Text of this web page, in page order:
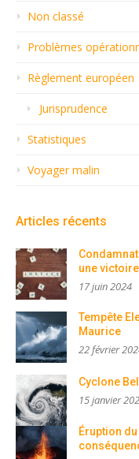
Non classé
Problèmes
Règlement européen
Jurisprudence
Statistiques
Voyager malin
Articles récents
une
17 juin 2024
Tempête
Maurice
22 février
Cyclone
15 janvier
Éruption